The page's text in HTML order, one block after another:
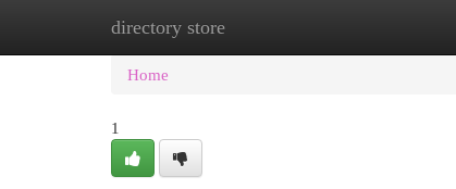
directory store
Home New Site Listings
Home
1